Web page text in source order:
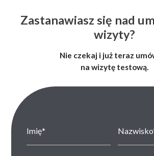
Zastanawiasz się nad
wizyty?
Nie czekaj i już teraz
na wizytę testową.